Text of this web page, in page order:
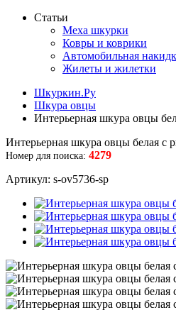
Статьи
Меха шкурки
Ковры и коврики
Автомобильная
Жилеты и жилетки
Шкуркин.Ру
Шкура овцы
Интерьерная шкура овцы
Интерьерная шкура овцы белая с
Номер для поиска: 4279
Артикул: s-ov5736-sp